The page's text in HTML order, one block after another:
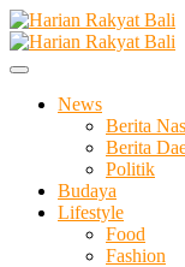
Skip
to
content
Harian
Membangun
News
Berita
Berita
Politik
Budaya
Lifestyle
Food
Fashion